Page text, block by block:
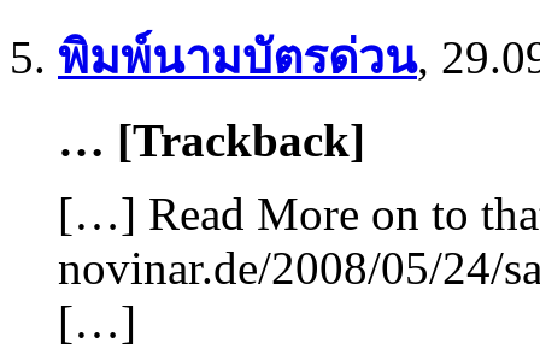
พิมพ์นามบัตรด่วน,
… [Trackback]
[…] Read More on to
novinar.de/2008/05/24/
[…]